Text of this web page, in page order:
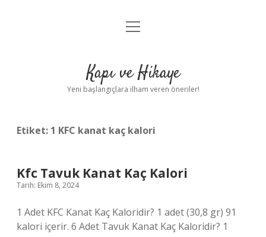
Anasayfa
Yasal Uyarı
menüyü
Kapı ve Hikaye
Yeni başlangıçlara ilham veren öneriler!
Etiket: 1 KFC kanat kaç kalori
Kfc Tavuk Kanat Kaç Kalori
Tarih: Ekim 8, 2024
1 Adet KFC Kanat Kaç Kaloridir? 1 adet (30,8 gr) 91
kalori içerir. 6 Adet Tavuk Kanat Kaç Kaloridir? 1